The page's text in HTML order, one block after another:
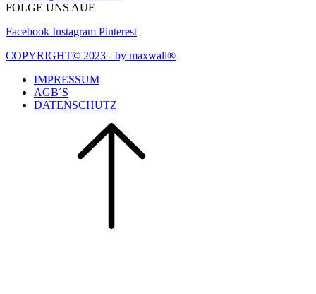
FOLGE UNS AUF
Facebook Instagram Pinterest
COPYRIGHT© 2023 - by maxwall®
IMPRESSUM
AGB´S
DATENSCHUTZ